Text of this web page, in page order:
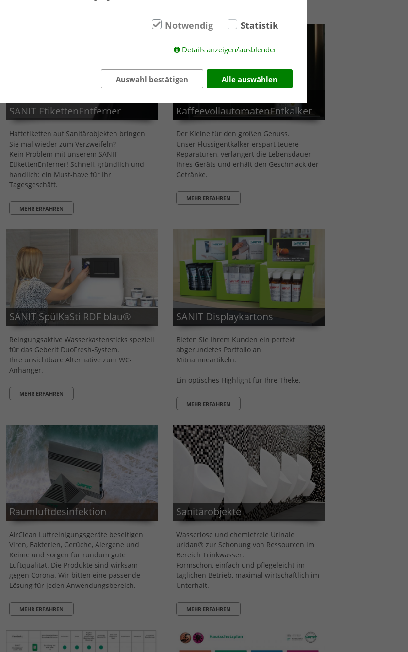
SANIT EtikettenEntferner
Haftetiketten auf Sanitärobjekten bringen
Sie mal wieder zum Verzweifeln?
Kein Problem mit unserem SANIT
EtikettenEnferner! Schnell, gründlich und
handlich: ein Must-have für Ihr
Tagesgeschäft.
MEHR ERFAHREN
KaffeevollautomatenEntkalker
Der Kleine für den großen Genuss.
Unser Flüssigentkalker erspart teuere
Reparaturen, verlängert die Lebensdauer
Ihres Geräts und erhält den Geschmack der
Getränke.
MEHR ERFAHREN
SANIT SpülKaSti RDF blau®
Reingungsaktive Wasserkastensticks speziell
für das Geberit DuoFresh-System.
Ihre unsichtbare Alternative zum WC-
Anhänger.
MEHR ERFAHREN
SANIT Displaykartons
Bieten Sie Ihrem Kunden ein perfekt
abgerundetes Portfolio an
Mitnahmeartikeln.
Ein optisches Highlight für Ihre Theke.
MEHR ERFAHREN
Raumluftdesinfektion
AirClean Luftreinigungsgeräte beseitigen
Viren, Bakterien, Gerüche, Alergene und
Keime und sorgen für rundum gute
Luftqualität. Die Produkte sind wirksam
gegen Corona. Wir bitten eine passende
Lösung für jeden Anwendungsbereich.
MEHR ERFAHREN
Sanitärobjekte
Wasserlose und chemiefreie Urinale
uridan® zur Schonung von Ressourcen im
Bereich Trinkwasser.
Formschön, einfach und pflegeleicht im
täglichen Betrieb, maximal wirtschaftlich im
Unterhalt.
MEHR ERFAHREN
Notwendig Statistik
Details anzeigen/ausblenden
Auswahl bestätigen Alle auswählen